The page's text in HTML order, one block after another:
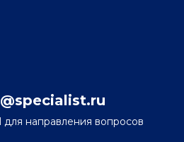
для направления вопросов